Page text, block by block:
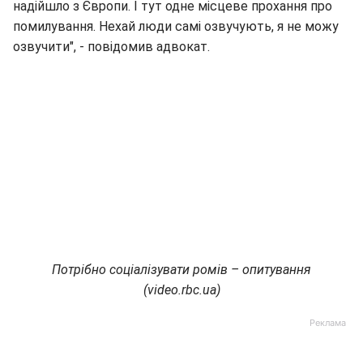
надійшло з Європи. І тут одне місцеве прохання про
помилування. Нехай люди самі озвучують, я не можу
озвучити", - повідомив адвокат.
Потрібно соціалізувати ромів – опитування
(video.rbc.ua)